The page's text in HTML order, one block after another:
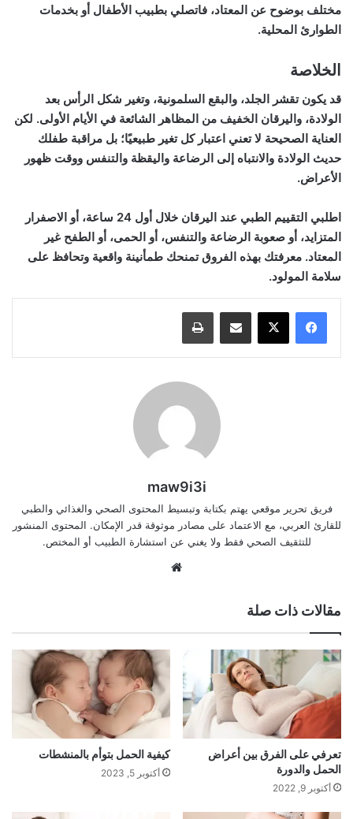
مختلف بوضوح عن المعتاد، فاتصلي بطبيب الأطفال أو بخدمات
الطوارئ المحلية.
الخلاصة
قد يكون تقشر الجلد، والبقع السلمونية، وتغير شكل الرأس بعد
الولادة، واليرقان الخفيف من المظاهر الشائعة في الأيام الأولى. لكن
العناية الصحيحة لا تعني اعتبار كل تغير طبيعيًا؛ بل مراقبة طفلك
حديث الولادة والانتباه إلى الرضاعة واليقظة والتنفس ووقت ظهور
الأعراض.
اطلبي التقييم الطبي عند اليرقان خلال أول 24 ساعة، أو الاصفرار
المتزايد، أو صعوبة الرضاعة والتنفس، أو الحمى، أو الطفح غير
المعتاد. معرفتك بهذه الفروق تمنحك طمأنينة واقعية وتحافظ على
سلامة المولود.
مشاركة عبر البريد طباعة
maw9i3i
فريق تحرير موقعي يهتم بكتابة وتبسيط المحتوى الصحي والغذائي والطبي
للقارئ العربي، مع الاعتماد على مصادر موثوقة قدر الإمكان. المحتوى المنشور
للتثقيف الصحي فقط ولا يغني عن استشارة الطبيب أو المختص.
مقالات ذات صلة
تعرفي على الفرق بين أعراض
الحمل والدورة
أكتوبر 9, 2022
كيفية الحمل بتوأم بالمنشطات
أكتوبر 5, 2023